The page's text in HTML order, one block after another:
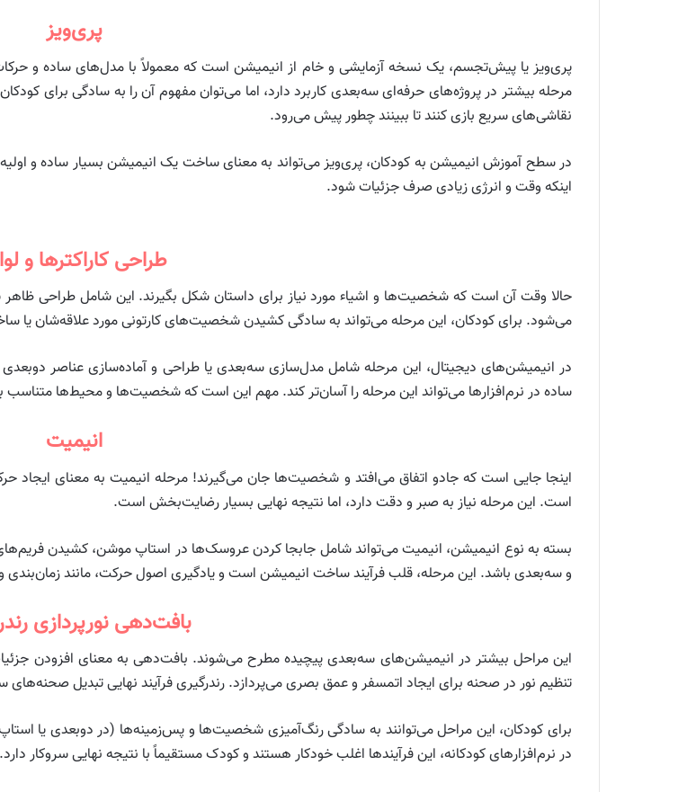
پری‌ویز
پری‌ویز یا پیش‌تجسم، یک نسخه آزمایشی و خام از انیمیشن است که معمولاً با مدل‌های ساده و
مرحله بیشتر در پروژه‌های حرفه‌ای سه‌بعدی کاربرد دارد، اما می‌توان مفهوم آن را به سادگی برای
نقاشی‌های سریع بازی کنند تا ببینند چطور پیش می‌رود.
در سطح آموزش انیمیشن به کودکان، پری‌ویز می‌تواند به معنای ساخت یک انیمیشن بسیار ساده و
اینکه وقت و انرژی زیادی صرف جزئیات شود.
طراحی کاراکترها و
حالا وقت آن است که شخصیت‌ها و اشیاء مورد نیاز برای داستان شکل بگیرند. این شامل طراحی
می‌شود. برای کودکان، این مرحله می‌تواند به سادگی کشیدن شخصیت‌های کارتونی مورد علاقه‌شان یا
در انیمیشن‌های دیجیتال، این مرحله شامل مدل‌سازی سه‌بعدی یا طراحی و آماده‌سازی عناصر
ساده در نرم‌افزارها می‌تواند این مرحله را آسان‌تر کند. مهم این است که شخصیت‌ها و محیط‌ها متناسب
انیمیت
اینجا جایی است که جادو اتفاق می‌افتد و شخصیت‌ها جان می‌گیرند! مرحله انیمیت به معنای ایجاد
است. این مرحله نیاز به صبر و دقت دارد، اما نتیجه نهایی بسیار رضایت‌بخش است.
بسته به نوع انیمیشن، انیمیت می‌تواند شامل جابجا کردن عروسک‌ها در استاپ موشن، کشیدن
و سه‌بعدی باشد. این مرحله، قلب فرآیند ساخت انیمیشن است و یادگیری اصول حرکت، مانند
بافت‌دهی نورپردازی
این مراحل بیشتر در انیمیشن‌های سه‌بعدی پیچیده مطرح می‌شوند. بافت‌دهی به معنای افزودن
تنظیم نور در صحنه برای ایجاد اتمسفر و عمق بصری می‌پردازد. رندرگیری فرآیند نهایی تبدیل
برای کودکان، این مراحل می‌توانند به سادگی رنگ‌آمیزی شخصیت‌ها و پس‌زمینه‌ها (در دوبعدی یا
در نرم‌افزارهای کودکانه، این فرآیندها اغلب خودکار هستند و کودک مستقیماً با نتیجه نهایی سروکار دارد.